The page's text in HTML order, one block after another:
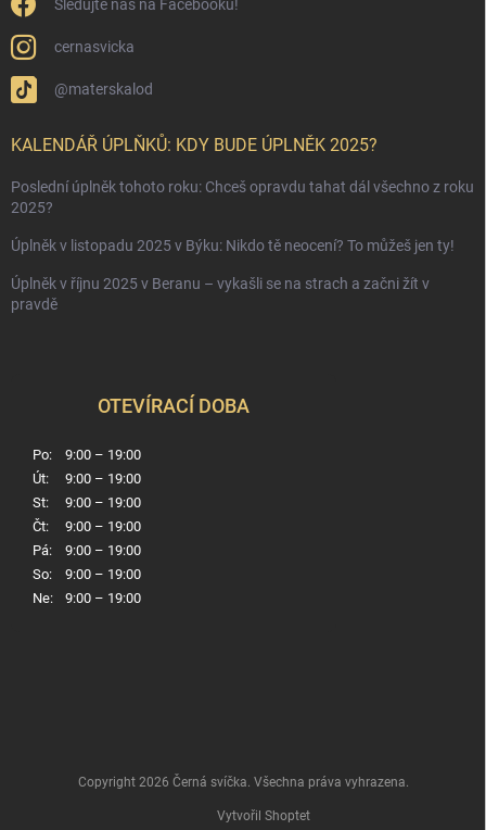
Sledujte nás na Facebooku!
cernasvicka
@materskalod
KALENDÁŘ ÚPLŇKŮ: KDY BUDE ÚPLNĚK 2025?
Poslední úplněk tohoto roku: Chceš opravdu tahat dál všechno z roku
2025?
Úplněk v listopadu 2025 v Býku: Nikdo tě neocení? To můžeš jen ty!
Úplněk v říjnu 2025 v Beranu – vykašli se na strach a začni žít v
pravdě
OTEVÍRACÍ DOBA
Po:
9:00 – 19:00
Út:
9:00 – 19:00
St:
9:00 – 19:00
Čt:
9:00 – 19:00
Pá:
9:00 – 19:00
So:
9:00 – 19:00
Ne:
9:00 – 19:00
Vytvořil Shoptet
Copyright 2026 Černá svíčka. Všechna práva vyhrazena.